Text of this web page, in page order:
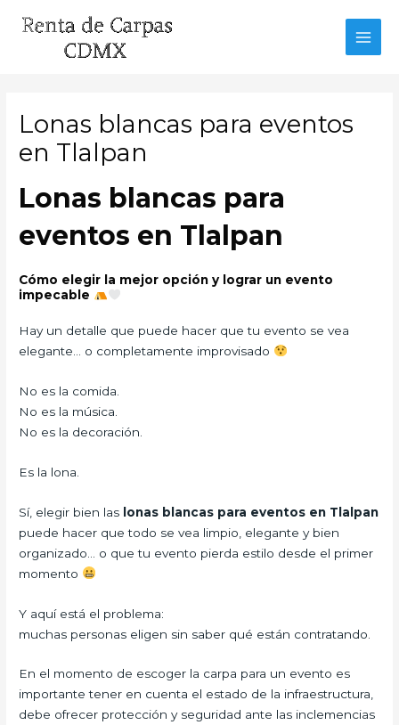
Lonas blancas para eventos
en Tlalpan
Lonas blancas para
eventos en Tlalpan
Cómo elegir la mejor opción y lograr un evento
impecable
Hay un detalle que puede hacer que tu evento se vea
elegante… o completamente improvisado
No es la comida.
No es la música.
No es la decoración.
Es la lona.
Sí, elegir bien las lonas blancas para eventos en Tlalpan
puede hacer que todo se vea limpio, elegante y bien
organizado… o que tu evento pierda estilo desde el primer
momento
Y aquí está el problema:
muchas personas eligen sin saber qué están contratando.
En el momento de escoger la carpa para un evento es
importante tener en cuenta el estado de la infraestructura,
debe ofrecer protección y seguridad ante las inclemencias